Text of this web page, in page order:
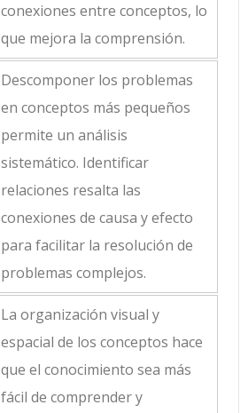
conexiones entre conceptos, lo
que mejora la comprensión.
Descomponer los problemas
en conceptos más pequeños
permite un análisis
sistemático. Identificar
relaciones resalta las
conexiones de causa y efecto
para facilitar la resolución de
problemas complejos.
La organización visual y
espacial de los conceptos hace
que el conocimiento sea más
fácil de comprender y